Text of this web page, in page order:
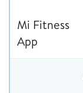
Mi Fitness
App